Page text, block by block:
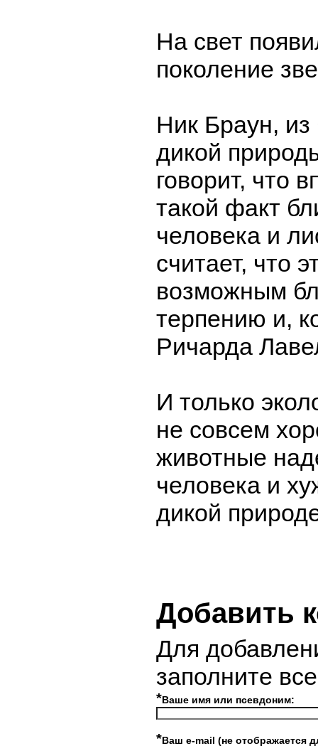
На свет
поколение
Ник Браун,
дикой
говорит, что
такой факт
человека и
считает, что
возможным
терпению и,
Ричарда
И только
не совсем
животные
человека и
дикой
Добавить
Для
заполните
*Ваше имя или псевдоним:
*Ваш e-mail (не отображается